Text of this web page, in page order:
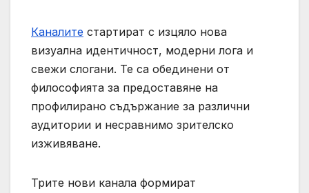
Каналите стартират с изцяло нова
визуална идентичност, модерни лога и
свежи слогани. Те са обединени от
философията за предоставяне на
профилирано съдържание за различни
аудитории и несравнимо зрителско
изживяване.
Трите нови канала формират